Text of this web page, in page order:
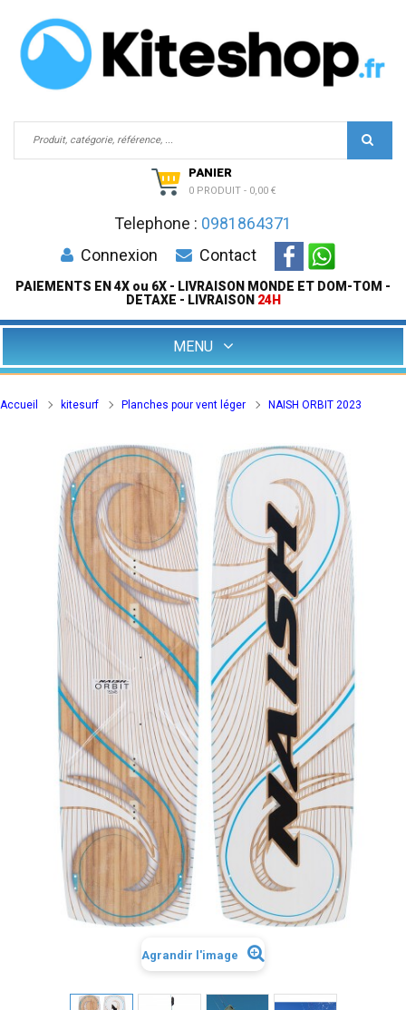
PANIER
0 PRODUIT - 0,00 €
Telephone : 0981864371
Connexion
Contact
PAIEMENTS EN 4X ou 6X - LIVRAISON MONDE ET DOM-TOM -
DETAXE - LIVRAISON 24H
MENU
Accueil kitesurf Planches pour vent léger NAISH ORBIT 2023
Agrandir l'image